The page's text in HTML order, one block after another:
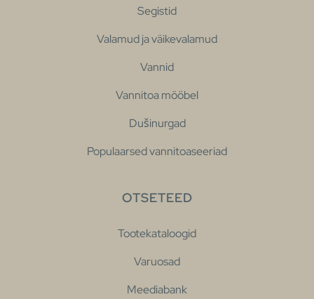
Segistid
Valamud ja väikevalamud
Vannid
Vannitoa mööbel
Dušinurgad
Populaarsed vannitoaseeriad
OTSETEED
Tootekataloogid
Varuosad
Meediabank